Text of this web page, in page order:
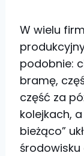
W wielu
podobnie:
bramę,
część za
kolejkach,
bieżąco”